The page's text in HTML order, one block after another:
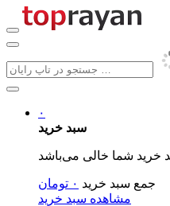
۰
سبد خرید
جمع سبد خرید ۰ تومان
مشاهده سبد خرید